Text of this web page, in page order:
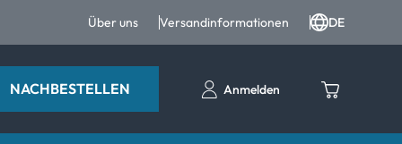
Über uns Versandinformationen DE
NACHBESTELLEN Anmelden